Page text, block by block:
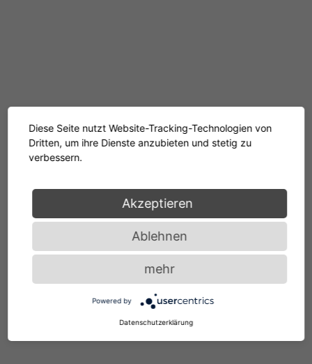
Diese Seite nutzt Website-Tracking-Technologien von
Dritten, um ihre Dienste anzubieten und stetig zu
verbessern.
Akzeptieren
Ablehnen
mehr
Powered by
Datenschutzerklärung